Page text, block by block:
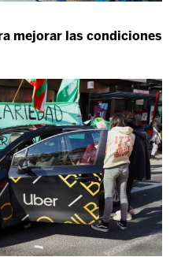
mejorar las condiciones